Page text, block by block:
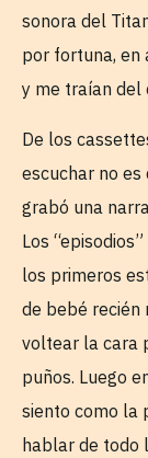
sonora del
por fortuna, en
y me traían del
De los
escuchar no es
grabó una
Los
los primeros
de bebé recién
voltear la cara
puños. Luego
siento como la
hablar de todo